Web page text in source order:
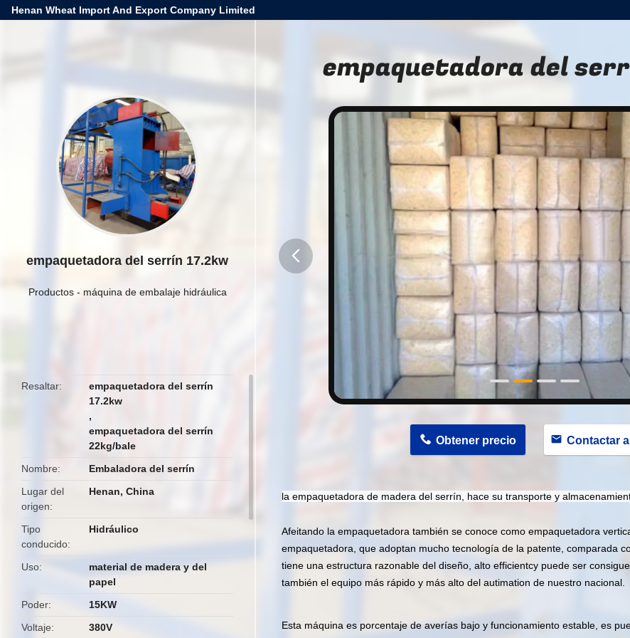
Henan Wheat Import And Export Company Limited
empaquetadora del serrín 17.2kw
Productos- máquina de embalaje hidráulica
Resaltar
empaquetadora del serrín
17.2kw
,
empaquetadora del serrín
22kg/bale
Nombre
Embaladora del serrín
Lugar del
origen
Henan, China
Tipo
conducido
Hidráulico
Uso
material de madera y del
papel
Poder
15KW
Voltaje
380V
empaquetadora del
Obtener precio Contactar
la empaquetadora de madera del serrín, hace su transporte y
Afeitando la empaquetadora también se conoce como empaquetadora
empaquetadora, que adoptan mucho tecnología de la patente, comparada
tiene una estructura razonable del diseño, alto efficientcy puede ser
también el equipo más rápido y más alto del autimation de nuestro nacional.
Esta máquina es porcentaje de averías bajo y funcionamiento estable, es